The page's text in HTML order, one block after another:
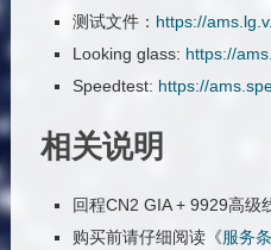
测试文件： https://
Looking glass: https://
Speedtest: https://
相关说明
回程CN2 GIA + 9929高级
购买前请仔细阅读《服务